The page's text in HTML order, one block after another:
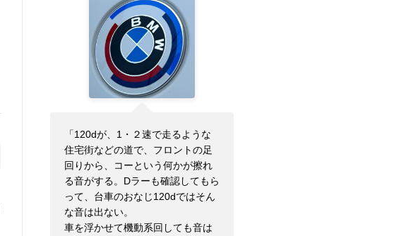
「120dが、1・２速で走るような
住宅街などの道で、フロントの足
回りから、コーという何かが擦れ
る音がする。Dラーも確認してもら
って、台車のおなじ120dではそん
な音は出ない。
車を浮かせて機動系回しても音は